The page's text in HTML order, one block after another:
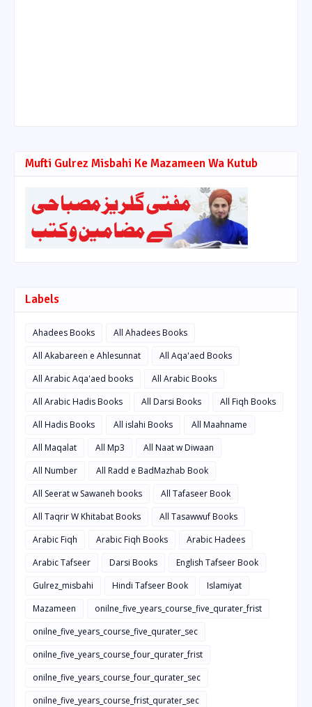
Mufti Gulrez Misbahi Ke Mazameen Wa Kutub
Labels
Ahadees Books
All Ahadees Books
All Akabareen e Ahlesunnat
All Aqa'aed Books
All Arabic Aqa'aed books
All Arabic Books
All Arabic Hadis Books
All Darsi Books
All Fiqh Books
All Hadis Books
All islahi Books
All Maahname
All Maqalat
All Mp3
All Naat w Diwaan
All Number
All Radd e BadMazhab Book
All Seerat w Sawaneh books
All Tafaseer Book
All Taqrir W Khitabat Books
All Tasawwuf Books
Arabic Fiqh
Arabic Fiqh Books
Arabic Hadees
Arabic Tafseer
Darsi Books
English Tafseer Book
Gulrez_misbahi
Hindi Tafseer Book
Islamiyat
Mazameen
onilne_five_years_course_five_qurater_frist
onilne_five_years_course_five_qurater_sec
onilne_five_years_course_four_qurater_frist
onilne_five_years_course_four_qurater_sec
onilne_five_years_course_frist_qurater_sec